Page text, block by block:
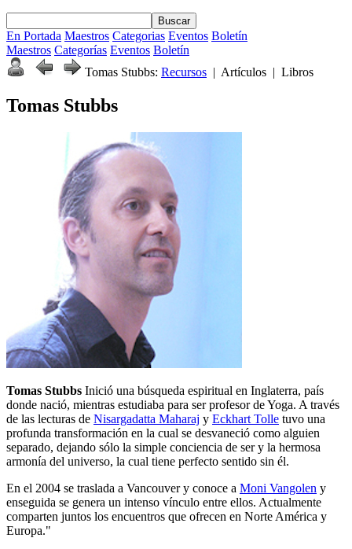
Buscar
En Portada Maestros Categorias Eventos Boletín
Maestros Categorías Eventos Boletín
Tomas Stubbs: Recursos | Artículos | Libros
Tomas Stubbs
Tomas Stubbs Inició una búsqueda espiritual en Inglaterra, país
donde nació, mientras estudiaba para ser profesor de Yoga. A través
de las lecturas de Nisargadatta Maharaj y Eckhart Tolle tuvo una
profunda transformación en la cual se desvaneció como alguien
separado, dejando sólo la simple conciencia de ser y la hermosa
armonía del universo, la cual tiene perfecto sentido sin él.
En el 2004 se traslada a Vancouver y conoce a Moni Vangolen y
enseguida se genera un intenso vínculo entre ellos. Actualmente
comparten juntos los encuentros que ofrecen en Norte América y
Europa."